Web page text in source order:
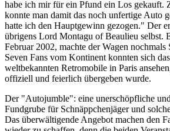
habe ich mir für ein Pfund ein Los gekauft.
konnte man damit das noch unfertige Auto
hatte ich den Hauptgewinn gezogen." Der
übrigens Lord Montagu of Beaulieu selbst.
Februar 2002, machte der Wagen
Seven Fans vom Kontinent konnten sich
weltbekannten Retromobile in Paris
offiziell und feierlich übergeben wurde.
Der "Autojumble": eine unerschöpfliche
Fundgrube für Schnäppchenjäger und
Das überwältigende Angebot machen den